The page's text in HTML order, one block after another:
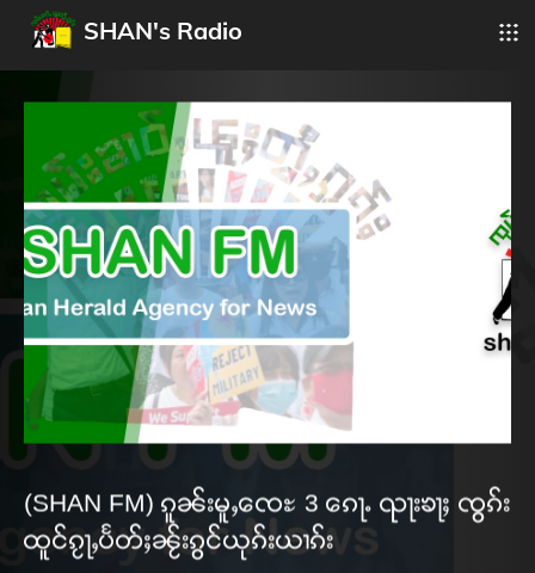
SHAN's Radio
(SHAN FM) ၵူၼ်းမူႇၸေႊ 3 ၵေႃႉ ၺႃးၶႃႈ ၸွၵ်း
ထူင်ၵႂႃႇပႅတ်ႈၼႂ်းၵွင်ယုၵ်းယၢၵ်း